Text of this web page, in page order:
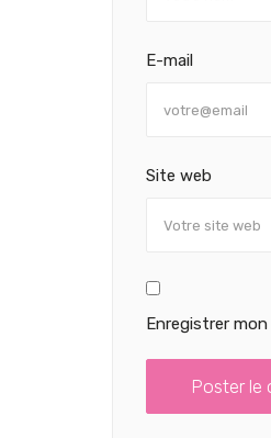
E-mail
Site web
Enregistrer